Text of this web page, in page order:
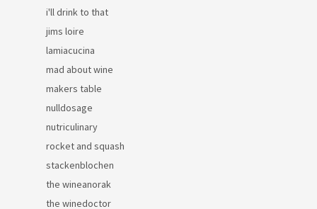
i'll drink to that
jims loire
lamiacucina
mad about wine
makers table
nulldosage
nutriculinary
rocket and squash
stackenblochen
the wineanorak
the winedoctor